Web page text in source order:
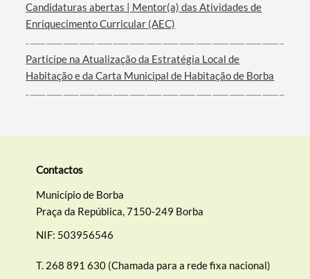
Candidaturas abertas | Mentor(a) das Atividades de
Enriquecimento Curricular (AEC)
Participe na Atualização da Estratégia Local de
Habitação e da Carta Municipal de Habitação de Borba
Contactos
Município de Borba
Praça da República, 7150-249 Borba
NIF: 503956546
T. 268 891 630 (Chamada para a rede fixa nacional)